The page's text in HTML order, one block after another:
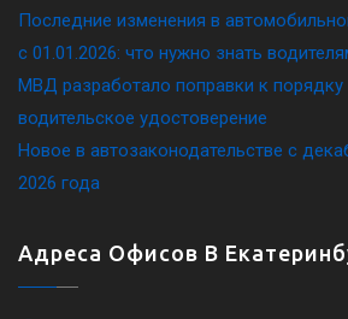
Последние изменения в
c 01.01.2026: что нужно знать
МВД разработало поправки к порядку
водительское удостоверение
Новое в автозаконодательстве с
2026 года
Адреса Офисов В